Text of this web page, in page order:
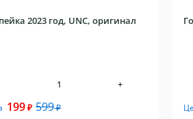
2023 год, UNC, оригинал
+
199₽ 599₽